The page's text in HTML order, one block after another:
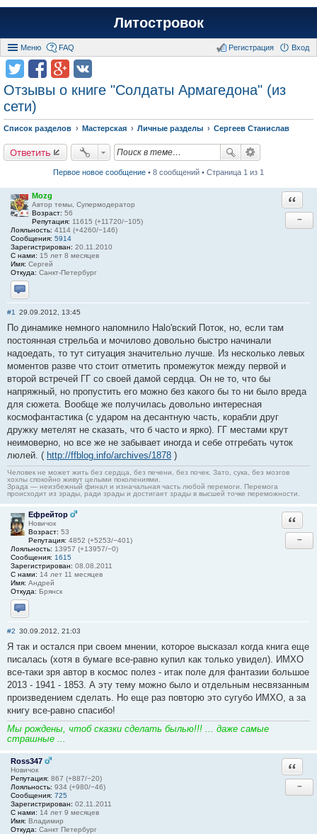
Литостровок
Меню FAQ Вход
Регистрация
Отзывы о книге "Солдаты Армагедона" (из
сети)
Список разделов Мастерская Личные разделы Сергеев Станислав
Ответить
Первое новое сообщение • 8 сообщений • Страница 1 из 1
Mozg
Автор темы, Супермодератор
Возраст: 56
Репутация: 11615 (+11720/−105)
Лояльность: 4114 (+4260/−146)
Сообщения: 5914
Зарегистрирован: 20.11.2010
С нами: 15 лет 8 месяцев
Имя: Сергей
Откуда: Санкт-Петербург
Отправить личное сообщение
−
#1 29.09.2012, 13:45
По динамике немного напомнило Halo'вский Поток, но, если там
постоянная стрельба и мочилово довольно быстро начинали
надоедать, то тут ситуация значительно лучше. Из несколько левых
моментов разве что стоит отметить промежуток между первой и
второй встречей ГГ со своей дамой сердца. Он не то, что бы
напряжный, но пропустить его можно без какого бы то ни было вреда
для сюжета. Вообще же получилась довольно интересная
космофантастика (с ударом на десантную часть, корабли друг
дружку метелят не сказать, что б часто и ярко). ГГ местами крут
неимоверно, но все же не забывает иногда и себе отгребать чуток
люлей. ( http://ffblog.info/archives/1878 )
Человек не может жить без сердца, без печени, без почек. Зато, сука, без мозгов
хохлы спокойно живут целыми поколениями.
Зрада — неизбежный финал и изначальная часть любой перемоги. Перемога
происходит из зрады, ради зрады и достигает зрады в высшей точке переможности.
Ефрейтор
Новичок
Возраст: 53
Репутация: 4852 (+5253/−401)
Лояльность: 13957 (+13957/−0)
Сообщения: 1615
Зарегистрирован: 08.08.2011
С нами: 14 лет 11 месяцев
Имя: Андрей
Откуда: Брянск
Отправить личное сообщение
−
#2 30.09.2012, 21:03
Я так и остался при своем мнении, которое высказал когда книга еще
писалась (хотя в бумаге все-равно купил как только увидел). ИМХО
все-таки зря автор в космос полез - итак поле для фантазии большое
2013 - 1941 - 1853. А эту тему можно было и отдельным несвязанным
произведением сделать. Но еще раз повторю это сугубо ИМХО, а за
книгу все-равно спасибо!
Мы рождены, чтоб сказки сделать былью!!! ... даже самые
страшные ...
Ross347
Новичок
Репутация: 867 (+887/−20)
Лояльность: 934 (+980/−46)
Сообщения: 725
Зарегистрирован: 02.11.2011
С нами: 14 лет 9 месяцев
Имя: Владимир
Откуда: Санкт Петербург
−